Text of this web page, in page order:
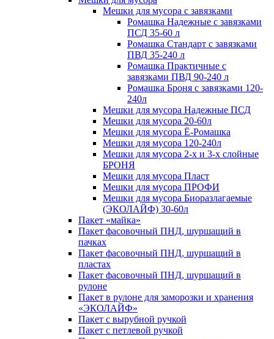
Мешки для мусора с завязками
Ромашка Надежные с завязками
ПСД 35-60 л
Ромашка Стандарт с завязками
ПВД 35-240 л
Ромашка Практичные с
завязками ПВД 90-240 л
Ромашка Броня с завязками 120-
240л
Мешки для мусора Надежные ПСД
Мешки для мусора 20-60л
Мешки для мусора Ё-Ромашка
Мешки для мусора 120-240л
Мешки для мусора 2-х и 3-х слойные
БРОНЯ
Мешки для мусора Пласт
Мешки для мусора ПРОФИ
Мешки для мусора Биоразлагаемые
(ЭКОЛАЙФ) 30-60л
Пакет «майка»
Пакет фасовочный ПНД, шуршащий в
пачках
Пакет фасовочный ПНД, шуршащий в
пластах
Пакет фасовочный ПНД, шуршащий в
рулоне
Пакет в рулоне для заморозки и хранения
«ЭКОЛАЙФ»
Пакет с вырубной ручкой
Пакет с петлевой ручкой